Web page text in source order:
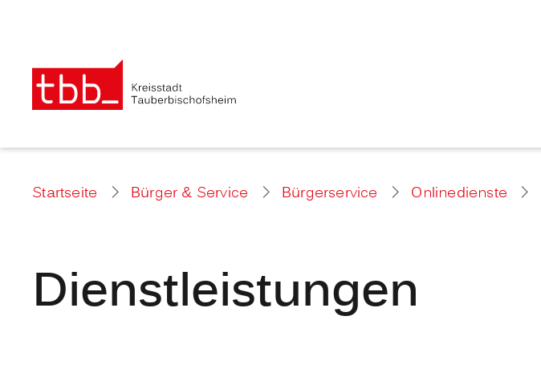
Startseite Bürger & Service Bürgerservice Onlinedienste
Dienstleistungen